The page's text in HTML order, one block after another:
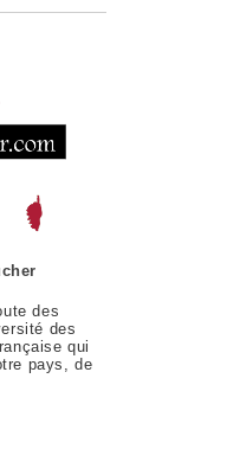
des
des
qui
pays, de